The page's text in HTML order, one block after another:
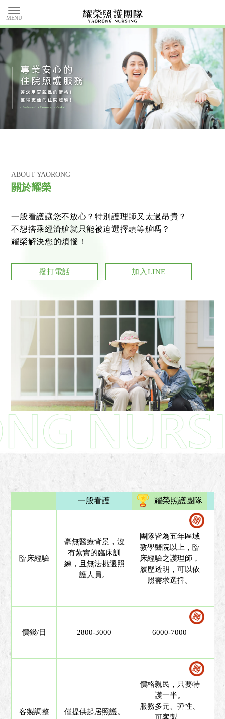
台南特別護士
特別護士推薦
ABOUT YAORONG
關於耀榮
一般看護讓您不放心？特別護理師又太過昂貴？
不想搭乘經濟艙就只能被迫選擇頭等艙嗎？
耀榮解決您的煩惱！
撥打電話 加入LINE
一般看護 耀榮照護團隊
臨床經驗
毫無醫療背景，沒
有紮實的臨床訓
練，且無法挑選照
護人員。
團隊皆為五年區域
教學醫院以上，臨
床經驗之護理師，
履歷透明，可以依
照需求選擇。
價錢/日 2800-3000 6000-7000
客製調整 僅提供起居照護。
價格親民，只要特
護一半。
服務多元、彈性、
可客製，